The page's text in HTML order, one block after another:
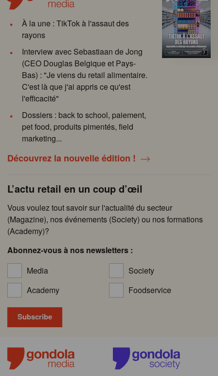
À la une : TikTok à l'assaut des
rayons
Interview avec Sebastiaan de Jong
(CEO Douglas Belgique et Pays-
Bas) : "Je viens du retail alimentaire.
C'est là que j'ai appris ce qu'est
l'efficacité"
Dossiers : back to school, paiement,
pet food, produits pimentés, field
marketing...
Découvrez la nouvelle édition !
L’actu retail en un coup d’œil
Vous voulez tout savoir sur l'actualité du secteur
(Magazine), nos événements (Society) ou nos formations
(Academy)?
Abonnez-vous à nos newsletters :
Media
Society
Academy
Foodservice